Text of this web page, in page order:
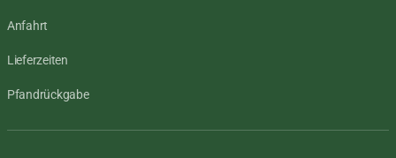
Anfahrt
Lieferzeiten
Pfandrückgabe